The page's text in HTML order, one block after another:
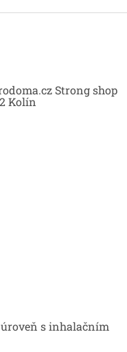
Strong shop
Kolín
s inhalačním